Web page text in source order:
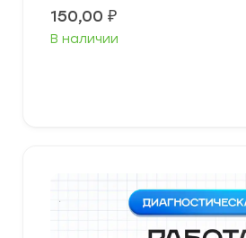
150,00 ₽
В наличии